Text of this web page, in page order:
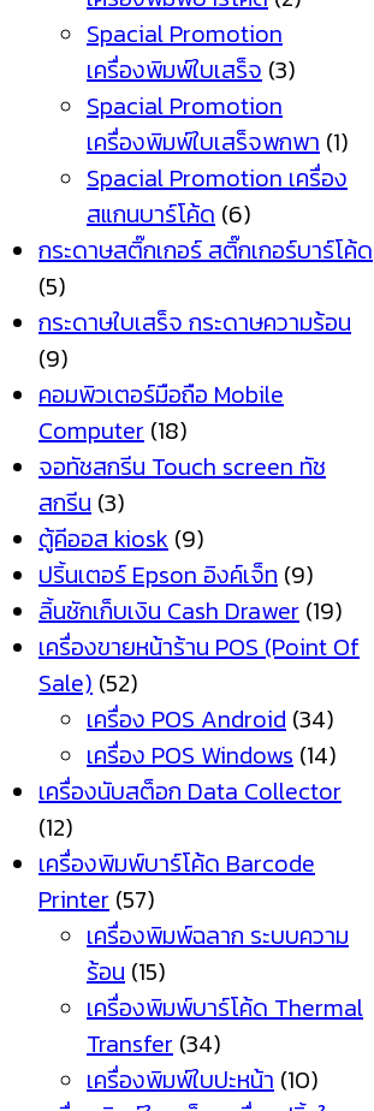
Spacial Promotion
เครื่องพิมพ์ใบเสร็จ (3)
Spacial Promotion
เครื่องพิมพ์ใบเสร็จพกพา (1)
Spacial Promotion เครื่อง
สแกนบาร์โค้ด (6)
กระดาษสติ๊กเกอร์ สติ๊กเกอร์บาร์โค้ด
(5)
กระดาษใบเสร็จ กระดาษความร้อน
(9)
คอมพิวเตอร์มือถือ Mobile
Computer (18)
จอทัชสกรีน Touch screen ทัช
สกรีน (3)
ตู้คีออส kiosk (9)
ปริ้นเตอร์ Epson อิงค์เจ็ท (9)
ลิ้นชักเก็บเงิน Cash Drawer (19)
เครื่องขายหน้าร้าน POS (Point Of
Sale) (52)
เครื่อง POS Android (34)
เครื่อง POS Windows (14)
เครื่องนับสต็อก Data Collector
(12)
เครื่องพิมพ์บาร์โค้ด Barcode
Printer (57)
เครื่องพิมพ์ฉลาก ระบบความ
ร้อน (15)
เครื่องพิมพ์บาร์โค้ด Thermal
Transfer (34)
เครื่องพิมพ์ใบปะหน้า (10)